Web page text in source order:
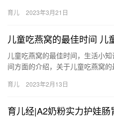
妇…
育儿 2023年3月21日
儿童吃燕窝的最佳时间 儿
儿童吃燕窝的最佳时间，生活小
间方面的介绍，关于儿童吃燕窝
育儿 2023年2月13日
育儿经|A2奶粉实力护娃肠